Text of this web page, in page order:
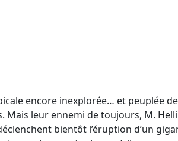
encore inexplorée… et peuplée
leur ennemi de toujours, M.
bientôt l’éruption d’un